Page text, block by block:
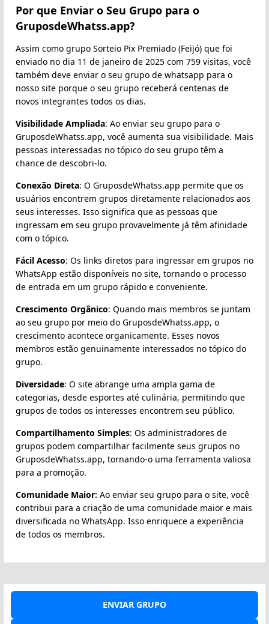
Por que Enviar o Seu Grupo para o
GruposdeWhatss.app?
Assim como grupo Sorteio Pix Premiado (Feijó) que foi
enviado no dia 11 de janeiro de 2025 com 759 visitas, você
também deve enviar o seu grupo de whatsapp para o
nosso site porque o seu grupo receberá centenas de
novos integrantes todos os dias.
Visibilidade Ampliada: Ao enviar seu grupo para o
GruposdeWhatss.app, você aumenta sua visibilidade. Mais
pessoas interessadas no tópico do seu grupo têm a
chance de descobri-lo.
Conexão Direta: O GruposdeWhatss.app permite que os
usuários encontrem grupos diretamente relacionados aos
seus interesses. Isso significa que as pessoas que
ingressam em seu grupo provavelmente já têm afinidade
com o tópico.
Fácil Acesso: Os links diretos para ingressar em grupos no
WhatsApp estão disponíveis no site, tornando o processo
de entrada em um grupo rápido e conveniente.
Crescimento Orgânico: Quando mais membros se juntam
ao seu grupo por meio do GruposdeWhatss.app, o
crescimento acontece organicamente. Esses novos
membros estão genuinamente interessados no tópico do
grupo.
Diversidade: O site abrange uma ampla gama de
categorias, desde esportes até culinária, permitindo que
grupos de todos os interesses encontrem seu público.
Compartilhamento Simples: Os administradores de
grupos podem compartilhar facilmente seus grupos no
GruposdeWhatss.app, tornando-o uma ferramenta valiosa
para a promoção.
Comunidade Maior: Ao enviar seu grupo para o site, você
contribui para a criação de uma comunidade maior e mais
diversificada no WhatsApp. Isso enriquece a experiência
de todos os membros.
ENVIAR GRUPO